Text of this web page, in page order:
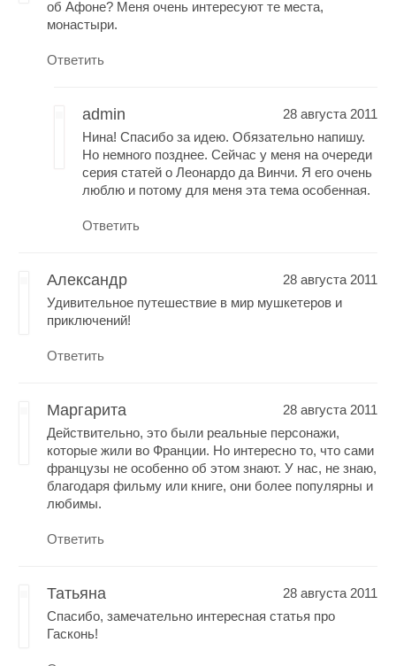
об Афоне? Меня очень интересуют те места,
монастыри.
Ответить
admin
28 августа 2011
Нина! Спасибо за идею. Обязательно напишу.
Но немного позднее. Сейчас у меня на очереди
серия статей о Леонардо да Винчи. Я его очень
люблю и потому для меня эта тема особенная.
Ответить
Александр
28 августа 2011
Удивительное путешествие в мир мушкетеров и
приключений!
Ответить
Маргарита
28 августа 2011
Действительно, это были реальные персонажи,
которые жили во Франции. Но интересно то, что сами
французы не особенно об этом знают. У нас, не знаю,
благодаря фильму или книге, они более популярны и
любимы.
Ответить
Татьяна
28 августа 2011
Спасибо, замечательно интересная статья про
Гасконь!